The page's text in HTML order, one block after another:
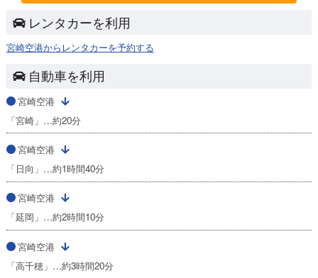
レンタカーを利用
宮崎空港からレンタカーを予約する
自動車を利用
宮崎空港
「宮崎」…約20分
宮崎空港
「日向」…約1時間40分
宮崎空港
「延岡」…約2時間10分
宮崎空港
「高千穂」…約3時間20分